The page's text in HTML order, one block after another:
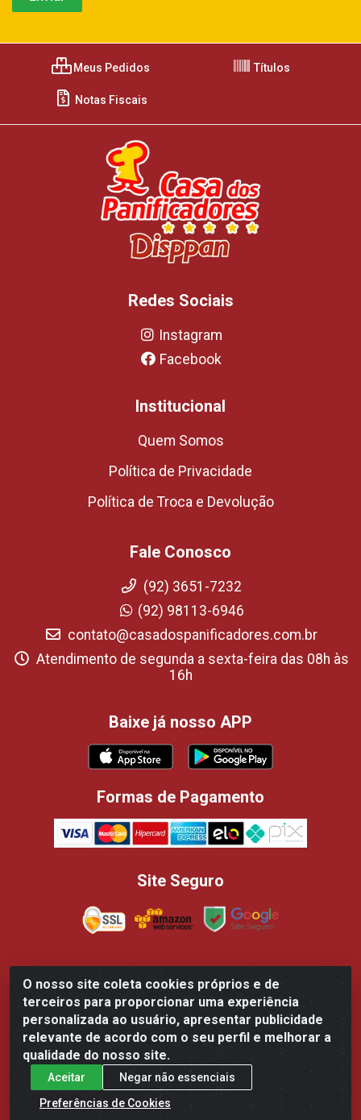
O nosso site coleta cookies próprios e de
terceiros para proporcionar uma experiência
personalizada ao usuário, apresentar publicidade
relevante de acordo com o seu perfil e melhorar a
qualidade do nosso site.
Aceitar
Negar não essenciais
Preferências de Cookies
Meus Pedidos Títulos
Notas Fiscais
Redes Sociais
Instagram
Facebook
Institucional
Quem Somos
Política de Privacidade
Política de Troca e Devolução
Fale Conosco
(92) 3651-7232
(92) 98113-6946
contato@casadospanificadores.com.br
Atendimento de segunda a sexta-feira das 08h às
16h
Baixe já nosso APP
Formas de Pagamento
Site Seguro
Casa dos Panificadores Disppan Distribuidora de Produtos
Para Panificação - Rua Beija-flor Vermelho, 700 - Tarumã,
Manaus/AM - CEP 69.041-050 - CNPJ 84.502.145/0002-61